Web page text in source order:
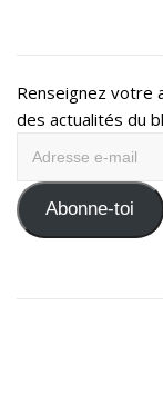
Renseignez votre
des actualités du
mail Abonne-toi